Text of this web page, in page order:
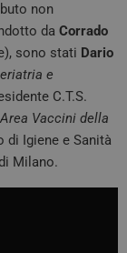
non
daCorrado
sono stati Dario
e
C.T.S.
Vaccini della
di Igiene e Sanità
Milano.